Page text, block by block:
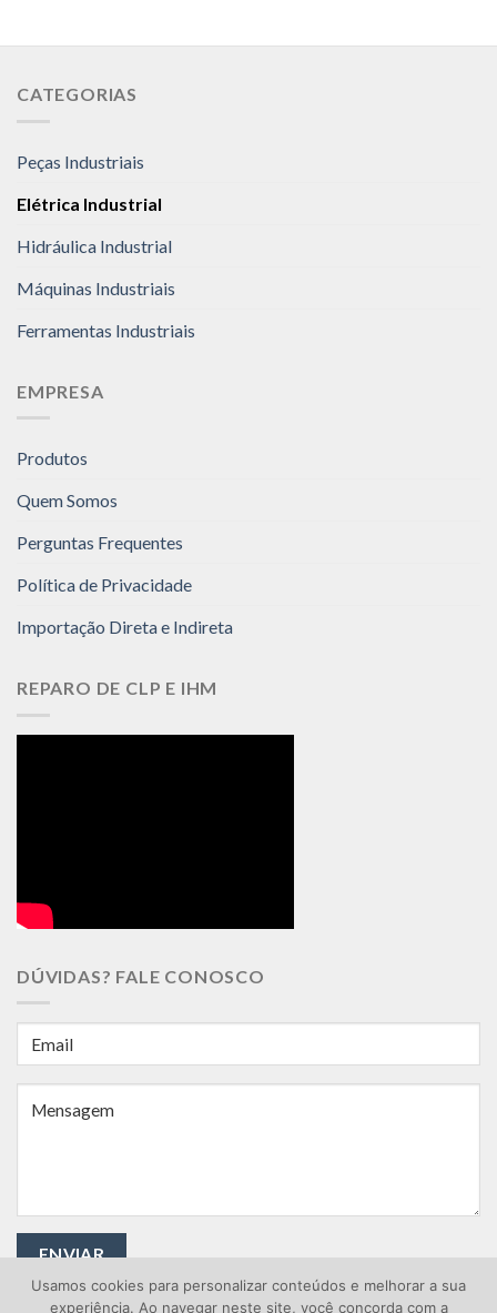
CATEGORIAS
Peças Industriais
Elétrica Industrial
Hidráulica Industrial
Máquinas Industriais
Ferramentas Industriais
EMPRESA
Produtos
Quem Somos
Perguntas Frequentes
Política de Privacidade
Importação Direta e Indireta
REPARO DE CLP E IHM
DÚVIDAS? FALE CONOSCO
Usamos cookies para personalizar conteúdos e melhorar a sua
experiência. Ao navegar neste site, você concorda com a